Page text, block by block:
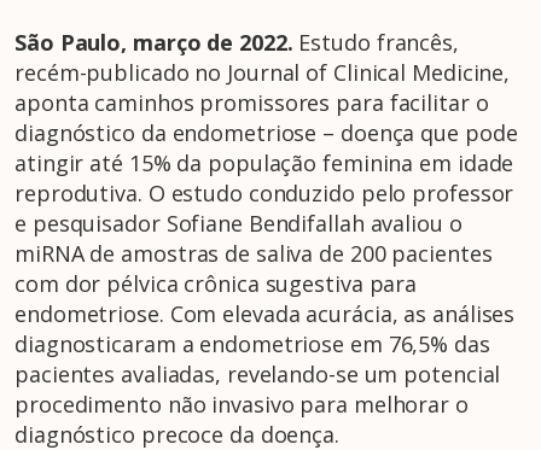
São Paulo, março de 2022. Estudo francês,
recém-publicado no Journal of Clinical Medicine,
aponta caminhos promissores para facilitar o
diagnóstico da endometriose – doença que pode
atingir até 15% da população feminina em idade
reprodutiva. O estudo conduzido pelo professor
e pesquisador Sofiane Bendifallah avaliou o
miRNA de amostras de saliva de 200 pacientes
com dor pélvica crônica sugestiva para
endometriose. Com elevada acurácia, as análises
diagnosticaram a endometriose em 76,5% das
pacientes avaliadas, revelando-se um potencial
procedimento não invasivo para melhorar o
diagnóstico precoce da doença.